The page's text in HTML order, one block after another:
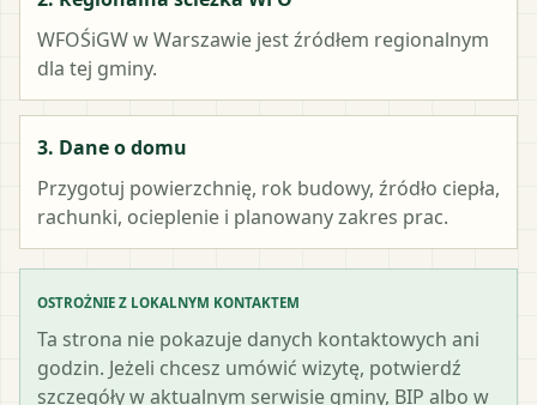
WFOŚiGW w Warszawie jest źródłem regionalnym
dla tej gminy.
3. Dane o domu
Przygotuj powierzchnię, rok budowy, źródło ciepła,
rachunki, ocieplenie i planowany zakres prac.
OSTROŻNIE Z LOKALNYM KONTAKTEM
Ta strona nie pokazuje danych kontaktowych ani
godzin. Jeżeli chcesz umówić wizytę, potwierdź
szczegóły w aktualnym serwisie gminy, BIP albo w